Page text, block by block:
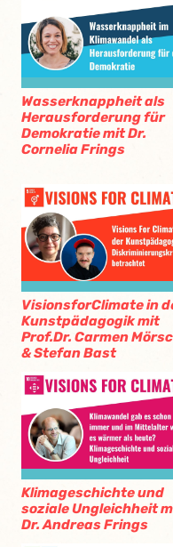
Wasserknappheit als
Herausforderung für
Demokratie mit Dr.
Cornelia Frings
VisionsforClimate in
Kunstpädagogik mit
Prof.Dr. Carmen
& Stefan Bast
Klimageschichte und
soziale Ungleichheit
Dr. Andreas Frings